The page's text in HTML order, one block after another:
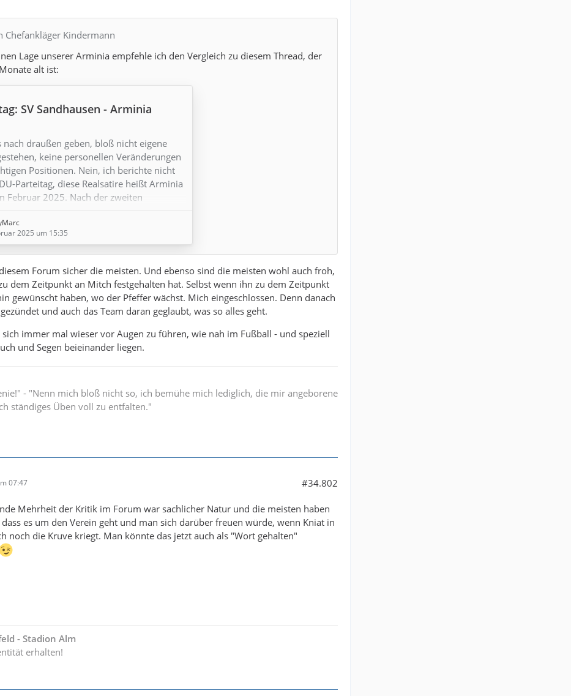
Chefankläger Kindermann
Lage unserer Arminia empfehle ich den Vergleich zu diesem Thread, der
alt ist:
SV Sandhausen - Arminia
nach draußen geben, bloß nicht eigene
keine personellen Veränderungen
Positionen. Nein, ich berichte nicht
Parteitag, diese Realsatire heißt Arminia
Februar 2025. Nach der zweiten
hängt der Haussegen mal
Auf die kritischen Giftpfeile aus der
reagiert Mannschaft und Verein mit
rechtzeitig…
2025 um 15:35
Forum sicher die meisten. Und ebenso sind die meisten wohl auch froh,
dem Zeitpunkt an Mitch festgehalten hat. Selbst wenn ihn zu dem Zeitpunkt
gewünscht haben, wo der Pfeffer wächst. Mich eingeschlossen. Denn danach
und auch das Team daran geglaubt, was so alles geht.
sich immer mal wieser vor Augen zu führen, wie nah im Fußball - und speziell
und Segen beieinander liegen.
- "Nenn mich bloß nicht so, ich bemühe mich lediglich, die mir angeborene
ständiges Üben voll zu entfalten."
07:47 #34.802
Mehrheit der Kritik im Forum war sachlicher Natur und die meisten haben
es um den Verein geht und man sich darüber freuen würde, wenn Kniat in
noch die Kruve kriegt. Man könnte das jetzt auch als "Wort gehalten"
- Stadion Alm
erhalten!